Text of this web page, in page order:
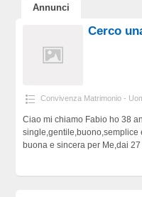
Annunci
Cerco
Convivenza Matrimonio -
Ciao mi chiamo Fabio ho 38
buona e sincera per Me,dai 27